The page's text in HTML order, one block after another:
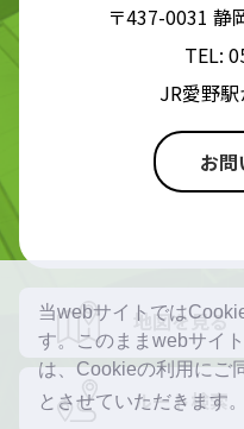
当webサイトでは
す。このままwebサイ
は、Cookieの利用にご
とさせていただきます。
〒437-0031 静
TEL:
JR愛野
お問
地図を見る
ルート検索